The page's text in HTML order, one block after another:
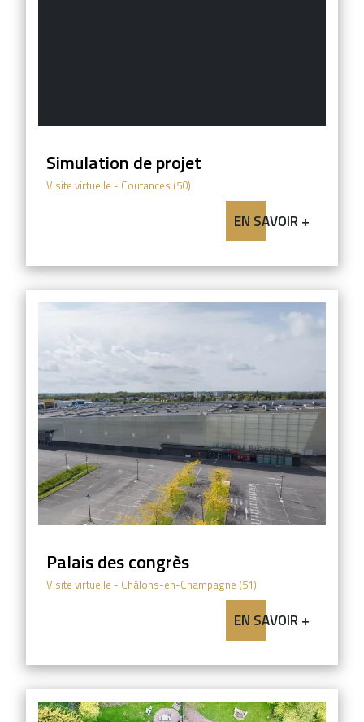
Simulation de projet
Visite virtuelle - Coutances (50)
EN SAVOIR +
Palais des congrès
Visite virtuelle - Châlons-en-Champagne (51)
EN SAVOIR +